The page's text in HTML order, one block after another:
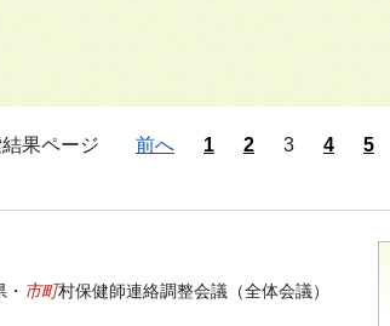
果ページ 前へ 1 2 3 4 5
市町村保健師連絡調整会議（全体会議）